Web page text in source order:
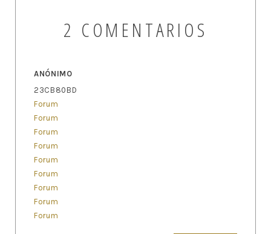
2 COMENTARIOS
ANÓNIMO
23CB80BD
Forum
Forum
Forum
Forum
Forum
Forum
Forum
Forum
Forum